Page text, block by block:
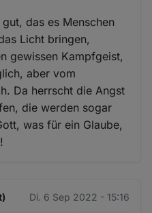
das es Menschen
Licht bringen,
gewissen Kampfgeist,
aber vom
Da herrscht die Angst
die werden sogar
was für ein Glaube,
Di. 6 Sep 2022 - 15:16